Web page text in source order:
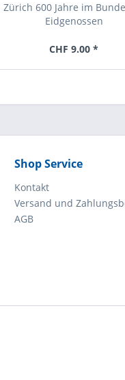
Zürich 600 Jahre im
Eidgenossen
CHF 9.00 *
Shop Service
Kontakt
Versand und
AGB